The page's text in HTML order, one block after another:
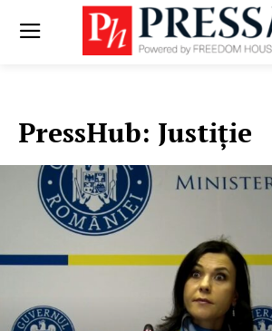
PressHub: Justiție